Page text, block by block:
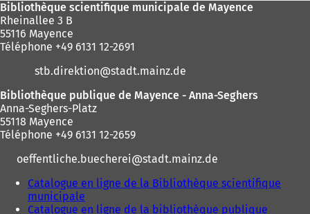
Bibliothèque scientifique municipale de Mayence
Rheinallee 3 B
55116 Mayence
Téléphone +49 6131 12-2691
stb.direktion
stadt.mainz de
Bibliothèque publique de Mayence - Anna-Seghers
Anna-Seghers-Platz
55118 Mayence
Téléphone +49 6131 12-2659
oeffentliche.buecherei
stadt.mainz de
Catalogue en ligne de la Bibliothèque scientifique
municipale
S
Catalogue en ligne de la bibliothèque publique